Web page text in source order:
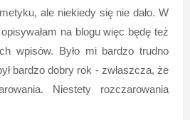
ale niekiedy się nie dało. W
na blogu więc będę też
wpisów. Było mi bardzo trudno
bardzo dobry rok - zwłaszcza, że
Niestety rozczarowania